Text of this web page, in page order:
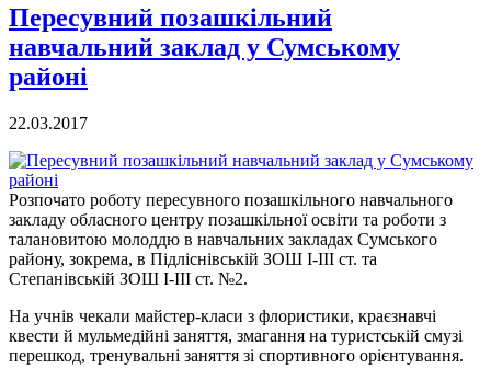
Пересувний позашкільний
навчальний заклад у Сумському
районі
22.03.2017
Розпочато роботу пересувного позашкільного навчального
закладу обласного центру позашкільної освіти та роботи з
талановитою молоддю в навчальних закладах Сумського
району, зокрема, в Підліснівській ЗОШ І-ІІІ ст. та
Степанівській ЗОШ І-ІІІ ст. №2.
На учнів чекали майстер-класи з флористики, краєзнавчі
квести й мульмедійні заняття, змагання на туристській смузі
перешкод, тренувальні заняття зі спортивного орієнтування.